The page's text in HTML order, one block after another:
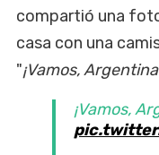
compartió una
casa con una
"¡Vamos,
¡Vamos,